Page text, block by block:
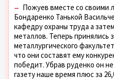
– Пожуев вместе со своими
Бондаренко Танькой
кафедру охраны труда а
металлов. Теперь принялись
металлургического
что они составят ему
победит. Убрав руденко он
газету наше время плюс за